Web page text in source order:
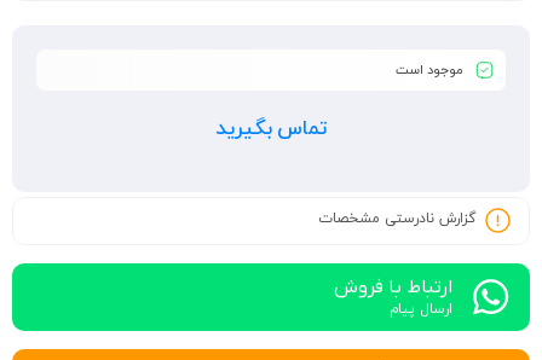
موجود است
تماس بگیرید
گزارش نادرستی مشخصات
ارتباط با فروش
ارسال پیام